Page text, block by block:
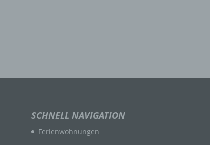
SCHNELL NAVIGATION
Ferienwohnungen